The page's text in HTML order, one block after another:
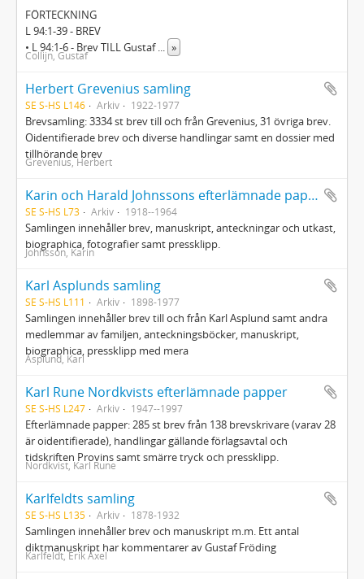
FÖRTECKNING
L 94:1-39 - BREV
• L 94:1-6 - Brev TILL Gustaf... »
Collijn, Gustaf
Herbert Grevenius samling
SE S-HS L146 Arkiv 1922-1977
Brevsamling: 3334 st brev till och från Grevenius, 31 övriga brev.
Oidentifierade brev och diverse handlingar samt en dossier med
tillhörande brev
Grevenius, Herbert
Karin och Harald Johnssons efterlämnade papper
SE S-HS L73 Arkiv 1918--1964
Samlingen innehåller brev, manuskript, anteckningar och utkast,
biographica, fotografier samt pressklipp.
Johnsson, Karin
Karl Asplunds samling
SE S-HS L111 Arkiv 1898-1977
Samlingen innehåller brev till och från Karl Asplund samt andra
medlemmar av familjen, anteckningsböcker, manuskript,
biographica, pressklipp med mera
Asplund, Karl
Karl Rune Nordkvists efterlämnade papper
SE S-HS L247 Arkiv 1947--1997
Efterlämnade papper: 285 st brev från 138 brevskrivare (varav 28
är oidentifierade), handlingar gällande förlagsavtal och
tidskriften Provins samt smärre tryck och pressklipp.
Nordkvist, Karl Rune
Karlfeldts samling
SE S-HS L135 Arkiv 1878-1932
Samlingen innehåller brev och manuskript m.m. Ett antal
diktmanuskript har kommentarer av Gustaf Fröding
Karlfeldt, Erik Axel